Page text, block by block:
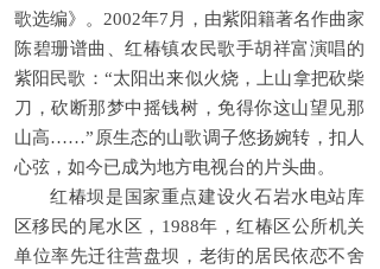
歌选编》。2002年7月，由紫阳籍著名作曲家
陈碧珊谱曲、红椿镇农民歌手胡祥富演唱的
紫阳民歌：“太阳出来似火烧，上山拿把砍柴
刀，砍断那梦中摇钱树，免得你这山望见那
山高……”原生态的山歌调子悠扬婉转，扣人
心弦，如今已成为地方电视台的片头曲。
红椿坝是国家重点建设火石岩水电站库
区移民的尾水区，1988年，红椿区公所机关
单位率先迁往营盘坝，老街的居民依恋不舍